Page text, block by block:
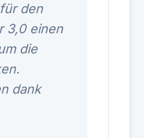
den
3,0 einen
die
dank